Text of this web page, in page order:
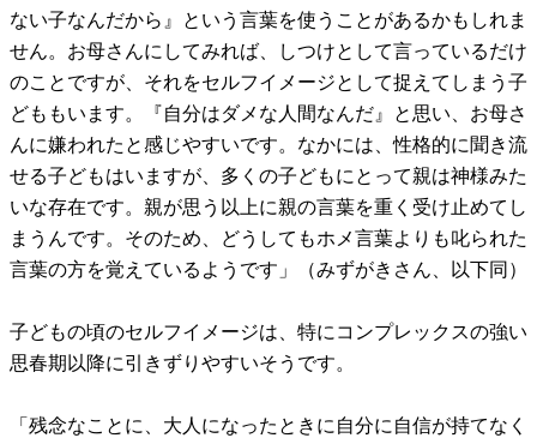
ない子なんだから』という言葉を使うことがあるかもしれま
せん。お母さんにしてみれば、しつけとして言っているだけ
のことですが、それをセルフイメージとして捉えてしまう子
どももいます。『自分はダメな人間なんだ』と思い、お母さ
んに嫌われたと感じやすいです。なかには、性格的に聞き流
せる子どもはいますが、多くの子どもにとって親は神様みた
いな存在です。親が思う以上に親の言葉を重く受け止めてし
まうんです。そのため、どうしてもホメ言葉よりも叱られた
言葉の方を覚えているようです」（みずがきさん、以下同）
子どもの頃のセルフイメージは、特にコンプレックスの強い
思春期以降に引きずりやすいそうです。
「残念なことに、大人になったときに自分に自信が持てなく